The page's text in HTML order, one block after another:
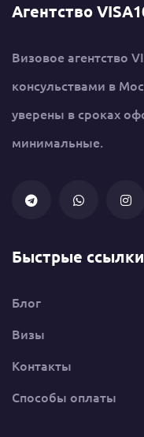
Агентство
Визовое агентство
консульствами в
уверены в сроках
минимальные.
Быстрые ссылки
Блог
Визы
Контакты
Способы оплаты